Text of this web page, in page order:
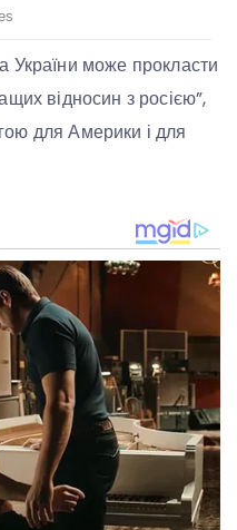
України може прокласти
відносин з росією”,
для Америки і для